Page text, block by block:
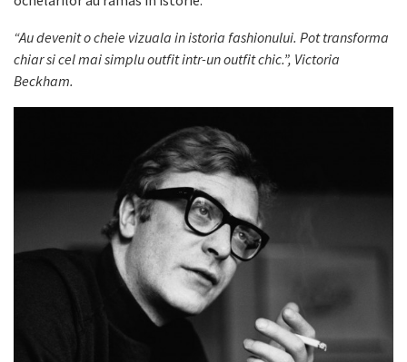
“Au devenit o cheie vizuala in istoria fashionului. Pot transforma
chiar si cel mai simplu outfit intr-un outfit chic.”, Victoria
Beckham.